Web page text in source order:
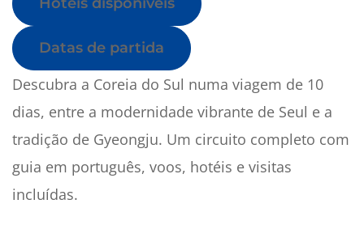
Datas de partida
Descubra a Coreia do Sul numa viagem de 10
dias, entre a modernidade vibrante de Seul e a
tradição de Gyeongju. Um circuito completo com
guia em português, voos, hotéis e visitas
incluídas.